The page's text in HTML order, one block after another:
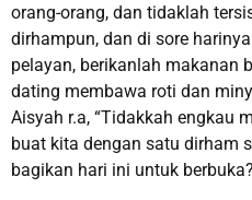
orang-orang, dan tidaklah
dirhampun, dan di sore
pelayan, berikanlah makanan
dating membawa roti dan
Aisyah r.a, “Tidakkah engkau
buat kita dengan satu dirham
bagikan hari ini untuk